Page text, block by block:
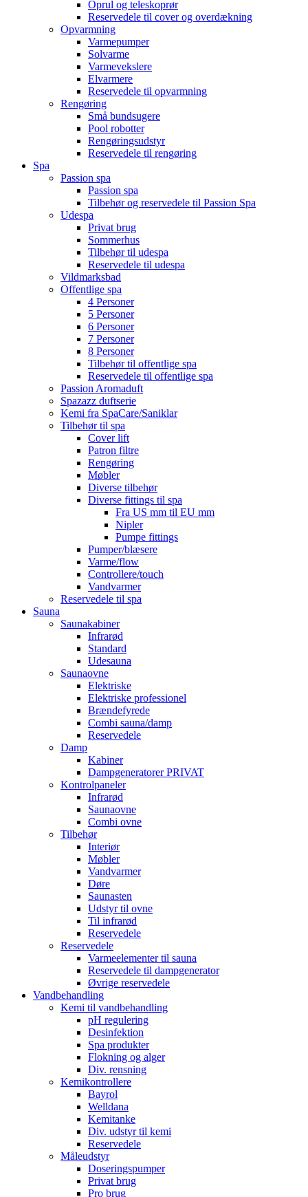
Oprul og teleskoprør
Reservedele til cover og overdækning
Opvarmning
Varmepumper
Solvarme
Varmevekslere
Elvarmere
Reservedele til opvarmning
Rengøring
Små bundsugere
Pool robotter
Rengøringsudstyr
Reservedele til rengøring
Spa
Passion spa
Passion spa
Tilbehør og reservedele til Passion Spa
Udespa
Privat brug
Sommerhus
Tilbehør til udespa
Reservedele til udespa
Vildmarksbad
Offentlige spa
4 Personer
5 Personer
6 Personer
7 Personer
8 Personer
Tilbehør til offentlige spa
Reservedele til offentlige spa
Passion Aromaduft
Spazazz duftserie
Kemi fra SpaCare/Saniklar
Tilbehør til spa
Cover lift
Patron filtre
Rengøring
Møbler
Diverse tilbehør
Diverse fittings til spa
Fra US mm til EU mm
Nipler
Pumpe fittings
Pumper/blæsere
Varme/flow
Controllere/touch
Vandvarmer
Reservedele til spa
Sauna
Saunakabiner
Infrarød
Standard
Udesauna
Saunaovne
Elektriske
Elektriske professionel
Brændefyrede
Combi sauna/damp
Reservedele
Damp
Kabiner
Dampgeneratorer PRIVAT
Kontrolpaneler
Infrarød
Saunaovne
Combi ovne
Tilbehør
Interiør
Møbler
Vandvarmer
Døre
Saunasten
Udstyr til ovne
Til infrarød
Reservedele
Reservedele
Varmeelementer til sauna
Reservedele til dampgenerator
Øvrige reservedele
Vandbehandling
Kemi til vandbehandling
pH regulering
Desinfektion
Spa produkter
Flokning og alger
Div. rensning
Kemikontrollere
Bayrol
Welldana
Kemitanke
Div. udstyr til kemi
Reservedele
Måleudstyr
Doseringspumper
Privat brug
Pro brug